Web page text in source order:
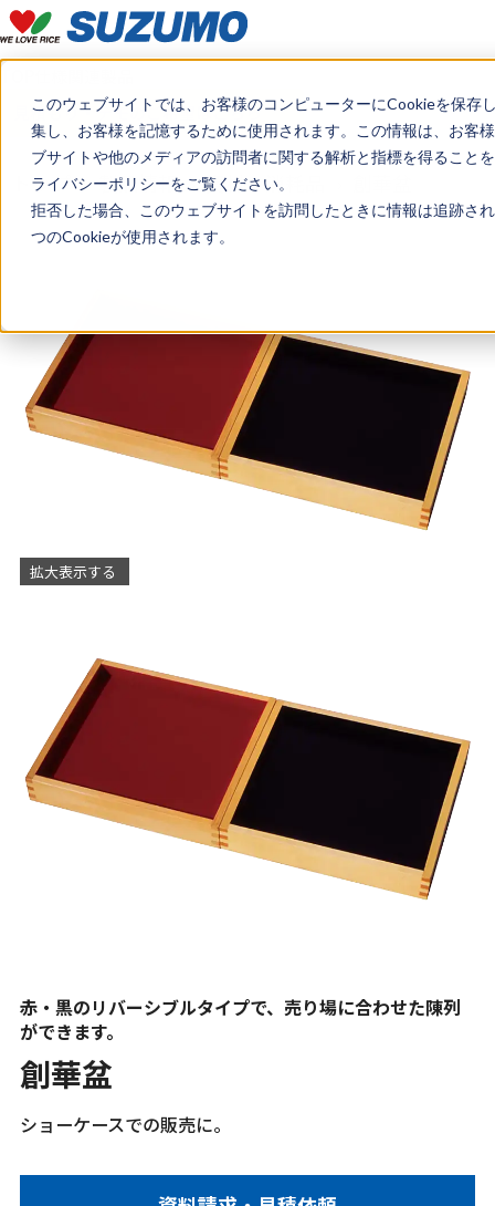
このウェブサイトでは、お客様のコンピューターにCookieを保
集し、お客様を記憶するために使用されます。この情報は、お客
ブサイトや他のメディアの訪問者に関する解析と指標を得ること
ライバシーポリシーをご覧ください。
拒否した場合、このウェブサイトを訪問したときに情報は追跡さ
つのCookieが使用されます。
見積もり・デモのご希望はこちら
トップ 製品情報 資材・消耗品
拡大表示する
赤・黒のリバーシブルタイプで、売り場に合わせた陳列
ができます。
創華盆
ショーケースでの販売に。